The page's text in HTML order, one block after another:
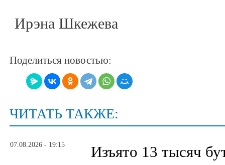
Ирэна Шкежева
Поделиться новостью:
ЧИТАТЬ ТАКЖЕ:
07.08.2026 - 19:15 Изъято 13 тысяч